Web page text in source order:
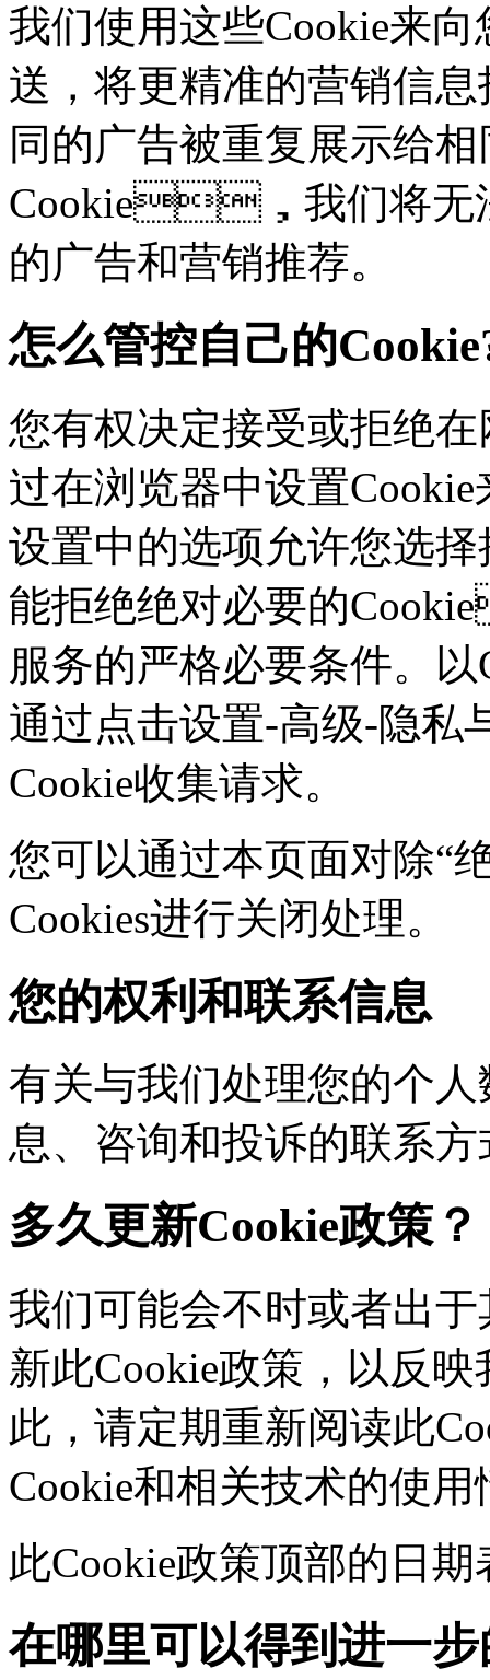
我们使用这些Cookie来向
送，将更精准的营销信
同的广告被重复展示给
Cookie，我们将无
的广告和营销推荐。
怎么管控自己的
您有权决定接受或拒绝
过在浏览器中设置
设置中的选项允许您选
能拒绝绝对必要的
服务的严格必要条件。以
通过点击设置-高级-隐私
Cookie收集请求。
您可以通过本页面对除“
Cookies进行关闭处理。
您的权利和联系信息
有关与我们处理您的个
息、咨询和投诉的联系
多久更新Cookie政策？
我们可能会不时或者出于
新此Cookie政策，以
此，请定期重新阅读此
Cookie和相关技术的使用
此Cookie政策顶部的日
在哪里可以得到进一